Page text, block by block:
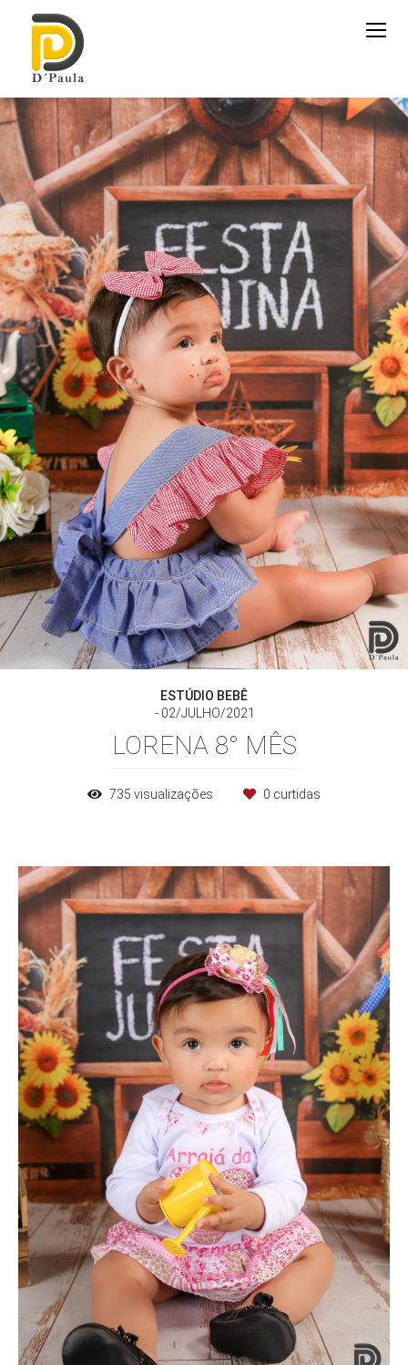
ESTÚDIO BEBÊ
02/JULHO/2021
LORENA 8° MÊS
735 visualizações 0 curtidas